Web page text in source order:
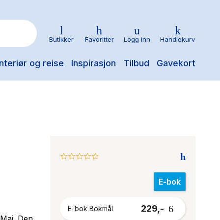
og reise Inspirasjon Tilbud Gavekort
Butikker Favoritter Logg inn Handlekurv
0.0
E-bok
E-bok Bokmål 229,-